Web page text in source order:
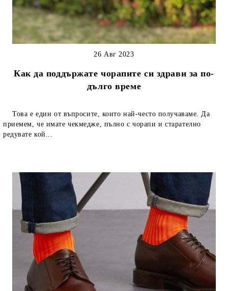
Как да поддържате чорапите си здрави за по-
дълго време
26 Авг 2023
Това е един от въпросите, които най-често получаваме. Да
приемем, че имате чекмедже, пълно с чорапи и старателно
редувате кой...